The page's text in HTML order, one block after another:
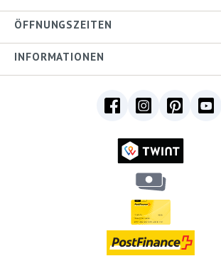
ÖFFNUNGSZEITEN
INFORMATIONEN